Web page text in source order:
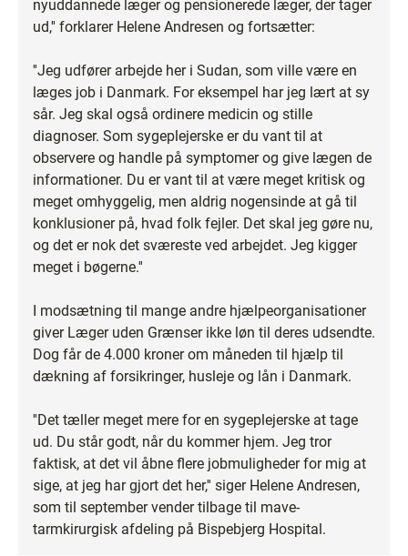
nyuddannede læger og pensionerede læger, der tager
ud,'' forklarer Helene Andresen og fortsætter:
''Jeg udfører arbejde her i Sudan, som ville være en
læges job i Danmark. For eksempel har jeg lært at sy
sår. Jeg skal også ordinere medicin og stille
diagnoser. Som sygeplejerske er du vant til at
observere og handle på symptomer og give lægen de
informationer. Du er vant til at være meget kritisk og
meget omhyggelig, men aldrig nogensinde at gå til
konklusioner på, hvad folk fejler. Det skal jeg gøre nu,
og det er nok det sværeste ved arbejdet. Jeg kigger
meget i bøgerne.''
I modsætning til mange andre hjælpeorganisationer
giver Læger uden Grænser ikke løn til deres udsendte.
Dog får de 4.000 kroner om måneden til hjælp til
dækning af forsikringer, husleje og lån i Danmark.
''Det tæller meget mere for en sygeplejerske at tage
ud. Du står godt, når du kommer hjem. Jeg tror
faktisk, at det vil åbne flere jobmuligheder for mig at
sige, at jeg har gjort det her,'' siger Helene Andresen,
som til september vender tilbage til mave-
tarmkirurgisk afdeling på Bispebjerg Hospital.